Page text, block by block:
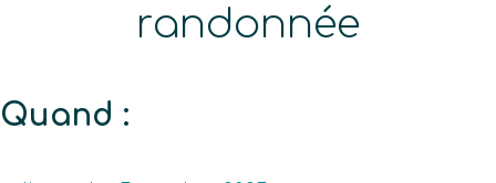
randonnée
Quand :